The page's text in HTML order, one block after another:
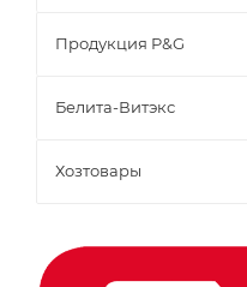
Продукция P&G
Белита-Витэкс
Хозтовары